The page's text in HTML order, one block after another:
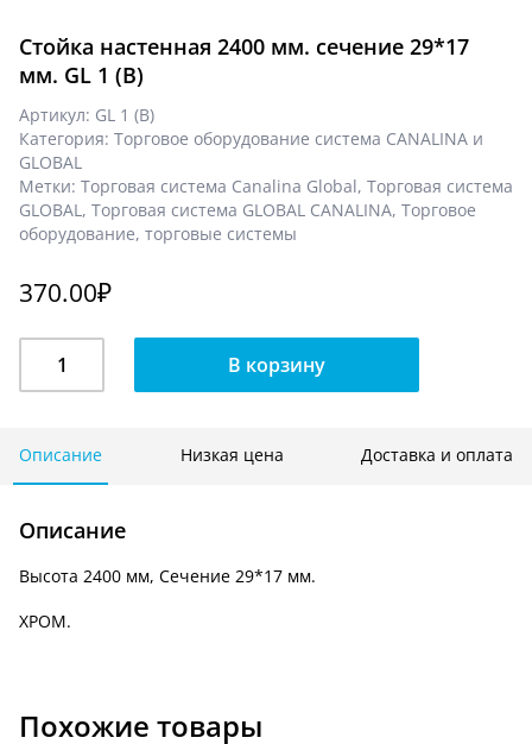
Стойка настенная 2400 мм. сечение 29*17
мм. GL 1 (В)
Артикул: GL 1 (В)
Категория: Торговое оборудование система CANALINA и
GLOBAL
Метки: Торговая система Canalina Global, Торговая система
GLOBAL, Торговая система GLOBAL CANALINA, Торговое
оборудование, торговые системы
370.00₽
Стойка
мм.
сечение
мм.
1
(В)
В корзину
Описание Низкая цена Доставка и оплата
Описание
Высота 2400 мм, Сечение 29*17 мм.
ХРОМ.
Похожие товары